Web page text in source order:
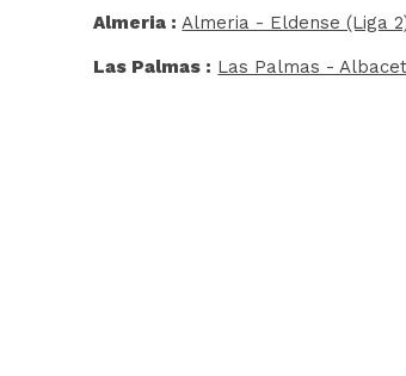
Almeria : Almeria - Eldense (Liga
Las Palmas : Las Palmas -